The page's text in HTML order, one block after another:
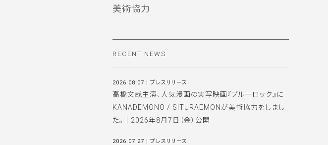
美術協力
RECENT NEWS
2026.08.07 |プレスリリース
高橋文哉主演、人気漫画の実写映画『ブルーロック』に
KANADEMONO / SITURAEMONが美術協力をしまし
た。｜2026年8月7日（金）公開
2026.07.27 |プレスリリース